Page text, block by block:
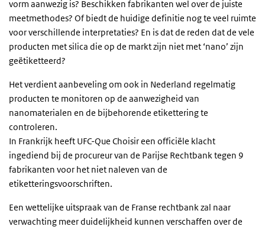
vorm aanwezig is? Beschikken fabrikanten wel over de juiste
meetmethodes? Of biedt de huidige definitie nog te veel ruimte
voor verschillende interpretaties? En is dat de reden dat de vele
producten met silica die op de markt zijn niet met ‘nano’ zijn
geëtiketteerd?
Het verdient aanbeveling om ook in Nederland regelmatig
producten te monitoren op de aanwezigheid van
nanomaterialen en de bijbehorende etikettering te
controleren.
In Frankrijk heeft UFC-Que Choisir een officiële klacht
ingediend bij de procureur van de Parijse Rechtbank tegen 9
fabrikanten voor het niet naleven van de
etiketteringsvoorschriften.
Een wettelijke uitspraak van de Franse rechtbank zal naar
verwachting meer duidelijkheid kunnen verschaffen over de